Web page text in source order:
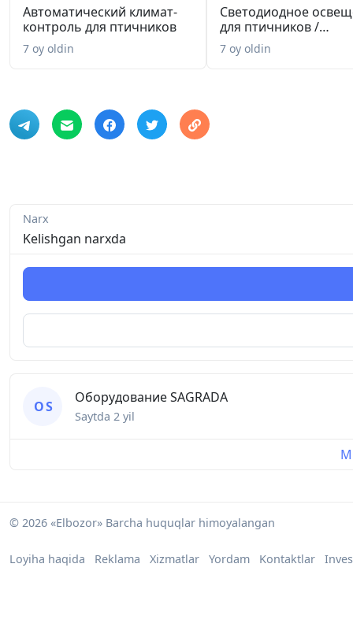
Автоматический климат-
контроль для птичников
7 oy oldin
Светодиодное
для птичников /
Parrandachi...
7 oy oldin
Narx
Kelishgan narxda
О S
Оборудование SAGRADA
Saytda 2 yil
© 2026 «Elbozor» Barcha huquqlar himoyalangan
Loyiha haqida Reklama Xizmatlar Yordam Kontaktlar